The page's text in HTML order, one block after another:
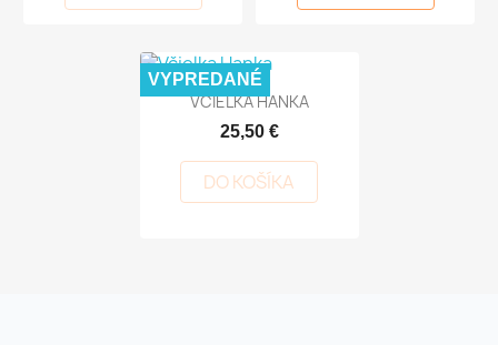
VČIELKA HANKA
25,50 €
DO KOŠÍKA
VYPREDANÉ